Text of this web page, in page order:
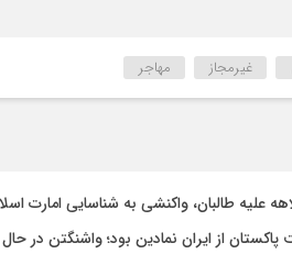
غیرمجاز مهاجر
علیه طالبان، واکنشی به شناسایی امارت
از ایران نمادین بود؛ واشنگتن در